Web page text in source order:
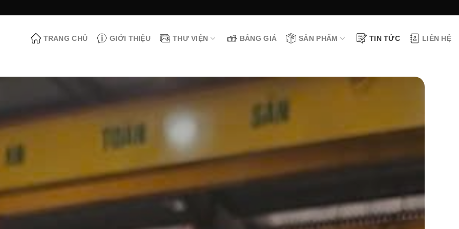
TRANG CHỦ GIỚI THIỆU THƯ VIỆN BẢNG GIÁ SẢN PHẨM TIN TỨC LIÊN HỆ